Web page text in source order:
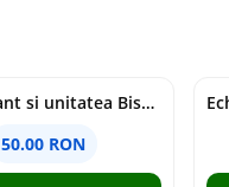
Duhul Sfant si unitatea Bisericii. Jurnal de Conciliu - Andre Scrima
50.00 RON